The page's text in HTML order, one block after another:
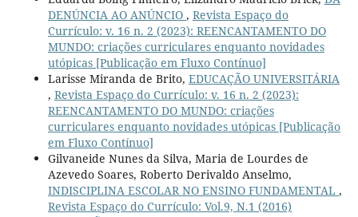
DENÚNCIA AO ANÚNCIO , Revista Espaço do
Currículo: v. 16 n. 2 (2023): REENCANTAMENTO DO
MUNDO: criações curriculares enquanto novidades
utópicas [Publicação em Fluxo Contínuo]
Larisse Miranda de Brito, EDUCAÇÃO UNIVERSITÁRIA
, Revista Espaço do Currículo: v. 16 n. 2 (2023):
REENCANTAMENTO DO MUNDO: criações
curriculares enquanto novidades utópicas [Publicação
em Fluxo Contínuo]
Gilvaneide Nunes da Silva, Maria de Lourdes de
Azevedo Soares, Roberto Derivaldo Anselmo,
INDISCIPLINA ESCOLAR NO ENSINO FUNDAMENTAL ,
Revista Espaço do Currículo: Vol.9, N.1 (2016)